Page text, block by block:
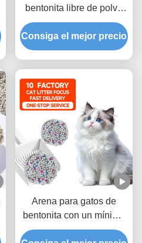
bentonita libre de polvo
para gatos con fórmula de
aglutinación rápida y bajo
seguimiento
Consiga el mejor precio
Arena para gatos de
bentonita con un mínimo
de polvo y bajo contenido